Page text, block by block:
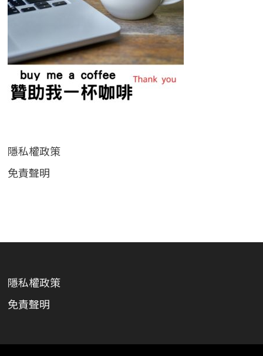
隱私權政策
免責聲明
隱私權政策
免責聲明